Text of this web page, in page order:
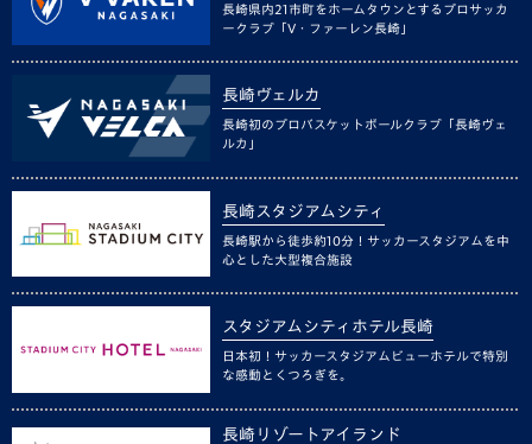
長崎県内21市町をホームタウンとするプロサッカ
ークラブ「V・ファーレン長崎」
長崎ヴェルカ
長崎初のプロバスケットボールクラブ「長崎ヴェ
ルカ」
長崎スタジアムシティ
長崎駅から徒歩約10分！サッカースタジアムを中
心とした大型複合施設
スタジアムシティホテル長崎
日本初！サッカースタジアムビューホテルで特別
な感動とくつろぎを。
長崎リゾートアイランド